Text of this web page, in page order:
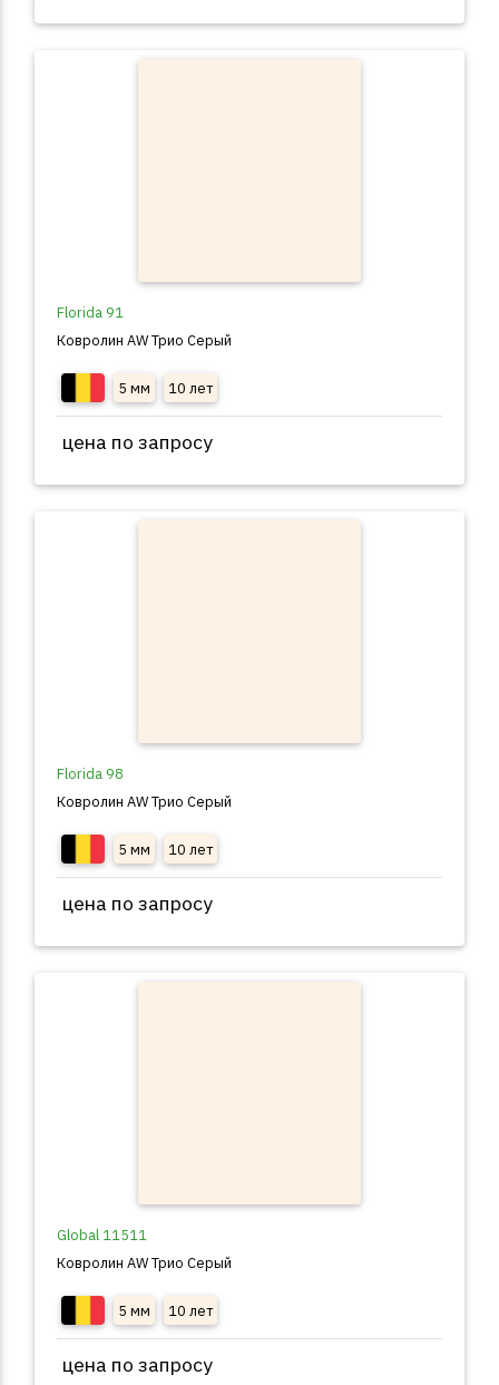
Florida 91
Ковролин AW Трио Серый
5 мм 10 лет
цена по запросу
Florida 98
Ковролин AW Трио Серый
5 мм 10 лет
цена по запросу
Global 11511
Ковролин AW Трио Серый
5 мм 10 лет
цена по запросу